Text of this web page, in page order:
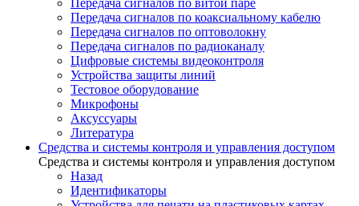
Передача сигналов по витой паре
Передача сигналов по коаксиальному кабелю
Передача сигналов по оптоволокну
Передача сигналов по радиоканалу
Цифровые системы видеоконтроля
Устройства защиты линий
Тестовое оборудование
Микрофоны
Аксуссуары
Литература
Средства и системы контроля и управления доступом
Средства и системы контроля и управления доступом
Назад
Идентификаторы